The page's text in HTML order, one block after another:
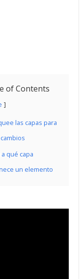
of Contents
las capas para
a qué capa
un elemento